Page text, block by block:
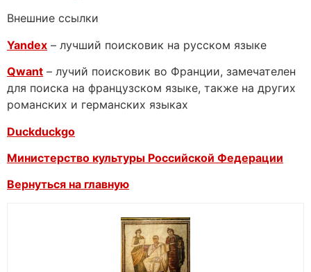
Внешние ссылки
Yandex – лучший поисковик на русском языке
Qwant – лучий поисковик во Франции, замечателен
для поиска на французском языке, также на других
романских и германских языках
Duckduckgo
Министерство культуры Российской Федерации
Вернуться на главную